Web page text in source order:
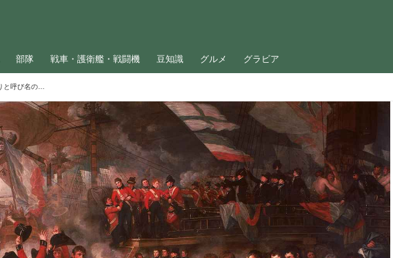
部隊 戦車・護衛艦・戦闘機 豆知識 グルメ グラビア
大佐と大尉、偉いのどっち？「階級」の始まりと呼び名の由来について解説